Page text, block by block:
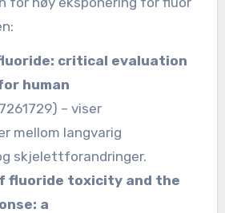
critical evaluation
human
– viser
mellom langvarig
skjelettforandringer.
fluoride toxicity and the
a